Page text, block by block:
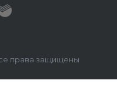
права защищены